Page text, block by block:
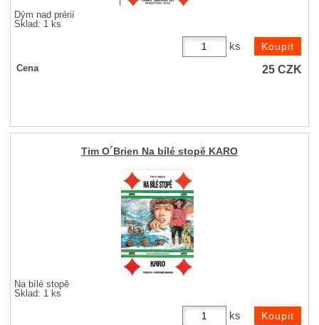
Dým nad prérií
Sklad: 1 ks
ks
Cena 25CZK
Tim O´Brien Na bílé stopě KARO
Na bílé stopě
Sklad: 1 ks
ks